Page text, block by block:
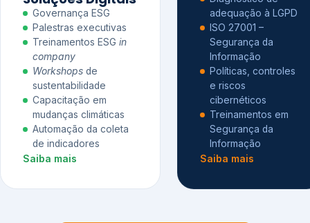
Governança ESG
Palestras executivas
Treinamentos ESG in
company
Workshops de
sustentabilidade
Capacitação em
mudanças climáticas
Automação da coleta
de indicadores
Saiba mais
adequação à LGPD
ISO 27001 –
Segurança da
Informação
Políticas, controles
e riscos
cibernéticos
Treinamentos em
Segurança da
Informação
Saiba mais